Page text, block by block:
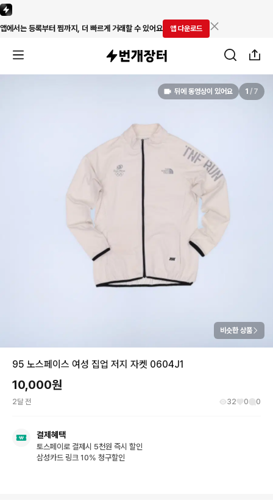
앱에서는 등록부터 찜까지, 더 빠르게 거래할 수 있어요 앱 다운로드
뒤에 동영상이 있어요 1 / 7
비슷한 상품
95 노스페이스 여성 집업 저지 자켓 0604J1
10,000원
2달 전 32 0 0
결제혜택
토스페이로 결제시 5천원 즉시 할인
삼성카드 링크 10% 청구할인